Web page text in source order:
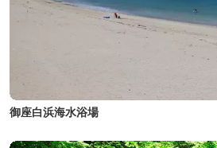
御座白浜海水浴場